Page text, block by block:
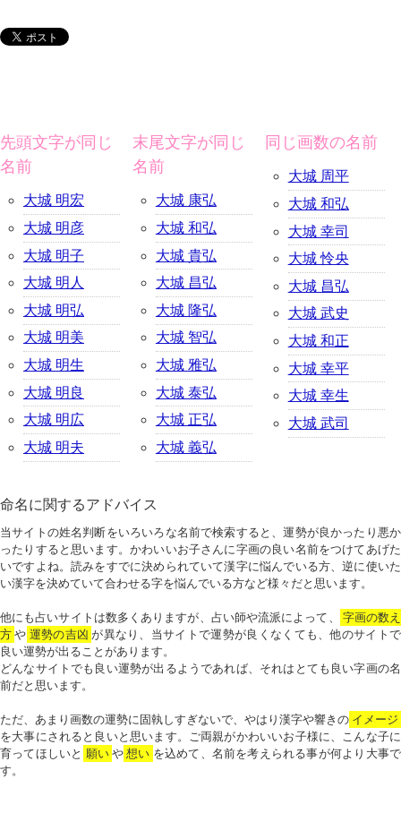
先頭文字が同じ
名前
大城 明宏
大城 明彦
大城 明子
大城 明人
大城 明弘
大城 明美
大城 明生
大城 明良
大城 明広
大城 明夫
末尾文字が同じ
名前
大城 康弘
大城 和弘
大城 貴弘
大城 昌弘
大城 隆弘
大城 智弘
大城 雅弘
大城 泰弘
大城 正弘
大城 義弘
同じ画数の名前
大城 周平
大城 和弘
大城 幸司
大城 怜央
大城 昌弘
大城 武史
大城 和正
大城 幸平
大城 幸生
大城 武司
命名に関するアドバイス
当サイトの姓名判断をいろいろな名前で検索すると、運勢が良かったり悪か
ったりすると思います。かわいいお子さんに字画の良い名前をつけてあげた
いですよね。読みをすでに決められていて漢字に悩んでいる方、逆に使いた
い漢字を決めていて合わせる字を悩んでいる方など様々だと思います。
他にも占いサイトは数多くありますが、占い師や流派によって、
字画の数え
方 や 運勢の吉凶 が異なり、当サイトで運勢が良くなくても、他のサイトで
良い運勢が出ることがあります。
どんなサイトでも良い運勢が出るようであれば、それはとても良い字画の名
前だと思います。
ただ、あまり画数の運勢に固執しすぎないで、やはり漢字や響きの イメージ
を大事にされると良いと思います。ご両親がかわいいお子様に、こんな子に
育ってほしいと 願い や 想い を込めて、名前を考えられる事が何より大事で
す。